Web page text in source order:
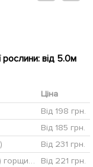
рослини: від 5.0м
Ціна
Від 198 грн.
Від 185 грн.
Від 231 грн.
Туя Платікладус "Ауреа" (Platycladus Aurea) горщик P9 1 саджанець в упаковці
Від 221 грн.